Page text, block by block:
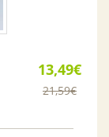
13,49€
21,59€